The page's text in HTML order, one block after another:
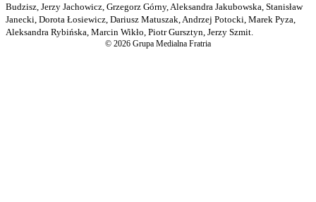
Budzisz, Jerzy Jachowicz, Grzegorz Górny, Aleksandra Jakubowska, Stanisław
Janecki, Dorota Łosiewicz, Dariusz Matuszak, Andrzej Potocki, Marek Pyza,
Aleksandra Rybińska, Marcin Wikło, Piotr Gursztyn, Jerzy Szmit.
© 2026 Grupa Medialna Fratria